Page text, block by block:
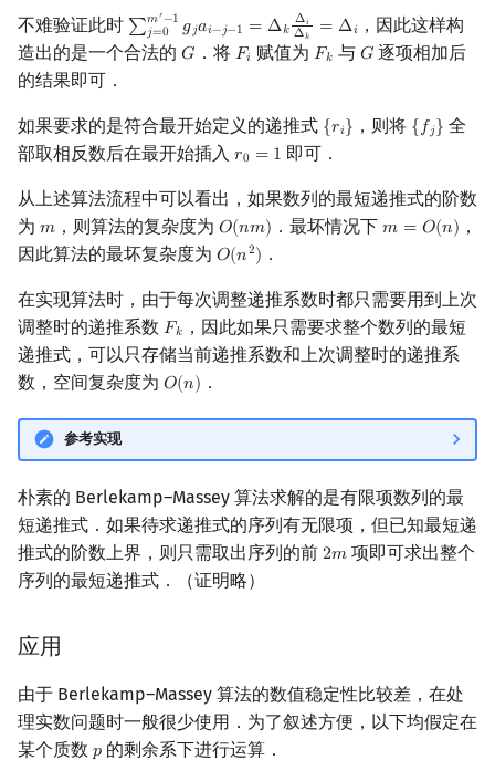
连分数
Stern–Brocot 树与 Farey 序列
二次域
Pell 方程
图上随机游走
不难验证此时 ∑𝑚′−1
𝑗=0 𝑔𝑗𝑎𝑖−𝑗−1 = Δ𝑘
Δ𝑖
Δ𝑘 = Δ𝑖
∑j=0m′ −1gjai−j− 1= ΔkΔiΔk =Δ
，因此这样构
造出的是一个合法的 𝐺
G ．将 𝐹𝑖
Fi 赋值为 𝐹𝑘
Fk 与 𝐺
G 逐项相加后
的结果即可．
如果要求的是符合最开始定义的递推式 {𝑟𝑖}
{ri} ，则将 {𝑓𝑗}
{ fj}
全
部取相反数后在最开始插入 𝑟0 = 1
r0 =1 即可．
从上述算法流程中可以看出，如果数列的最短递推式的阶数
为 𝑚
m ，则算法的复杂度为𝑂(𝑛𝑚)
O(nm) ．最坏情况下𝑚 = 𝑂(𝑛)
m =O (n)
，
因此算法的最坏复杂度为 𝑂(𝑛2)
O(n2) ．
在实现算法时，由于每次调整递推系数时都只需要用到上次
调整时的递推系数 𝐹𝑘
Fk ，因此如果只需要求整个数列的最短
递推式，可以只存储当前递推系数和上次调整时的递推系
数，空间复杂度为 𝑂(𝑛)
O(n) ．
参考实现
朴素的 Berlekamp–Massey 算法求解的是有限项数列的最
短递推式．如果待求递推式的序列有无限项，但已知最短递
推式的阶数上界，则只需取出序列的前 2𝑚
2m 项即可求出整个
序列的最短递推式．（证明略）
应用
由于 Berlekamp–Massey 算法的数值稳定性比较差，在处
理实数问题时一般很少使用．为了叙述方便，以下均假定在
某个质数 𝑝
p 的剩余系下进行运算．